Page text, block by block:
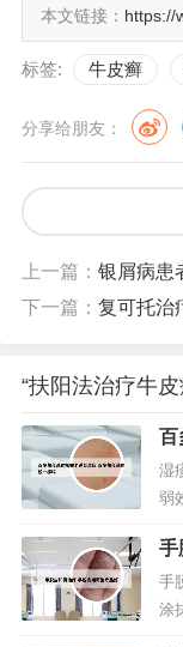
本文链接： https://
标签: 牛皮癣
分享给朋友：
上一篇： 银屑病患
下一篇： 复可托治疗
“扶阳法治疗牛
百
瑞
湿
弱
感
多
这
同
菌
手
手
涂
削